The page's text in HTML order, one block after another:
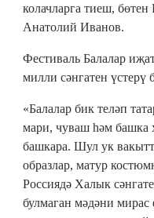
колачларга тиеш,
Анатолий Иванов.
Фестиваль Балалар
милли сәнгатен үстерү
«Балалар бик теләп
мари, чуваш һәм
башкара. Шул ук
образлар, матур
Россиядә Халык
булмаган мәдәни мирас